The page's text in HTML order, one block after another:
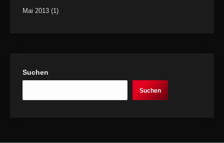
Mai 2013 (1)
Suchen
Suchen